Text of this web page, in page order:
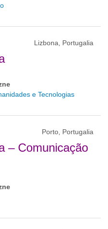
Lizbona, Portugalia
e Tecnologias
Porto, Portugalia
– Comunicação